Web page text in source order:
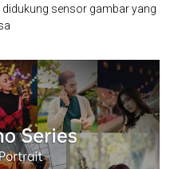
sensor gambar yang